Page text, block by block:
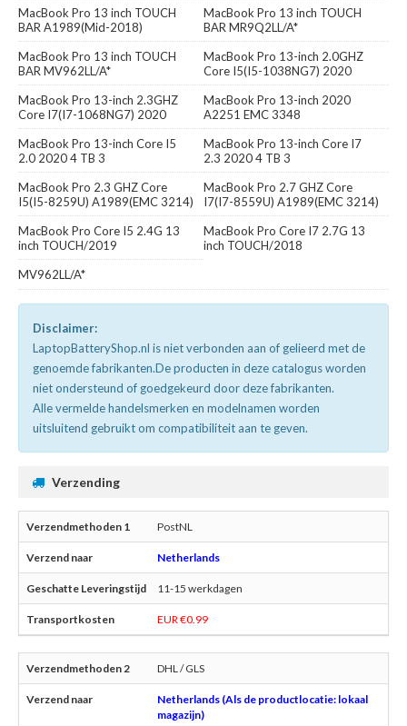
MacBook Pro 13 inch TOUCH
BAR A1989(Mid-2018)
MacBook Pro 13 inch TOUCH
BAR MR9Q2LL/A*
MacBook Pro 13 inch TOUCH
BAR MV962LL/A*
MacBook Pro 13-inch 2.0GHZ
Core I5(I5-1038NG7) 2020
MacBook Pro 13-inch 2.3GHZ
Core I7(I7-1068NG7) 2020
MacBook Pro 13-inch 2020
A2251 EMC 3348
MacBook Pro 13-inch Core I5
2.0 2020 4 TB 3
MacBook Pro 13-inch Core I7
2.3 2020 4 TB 3
MacBook Pro 2.3 GHZ Core
I5(I5-8259U) A1989(EMC 3214)
MacBook Pro 2.7 GHZ Core
I7(I7-8559U) A1989(EMC 3214)
MacBook Pro Core I5 2.4G 13
inch TOUCH/2019
MacBook Pro Core I7 2.7G 13
inch TOUCH/2018
MV962LL/A*
Disclaimer:
LaptopBatteryShop.nl is niet verbonden aan of gelieerd met de
genoemde fabrikanten.De producten in deze catalogus worden
niet ondersteund of goedgekeurd door deze fabrikanten.
Alle vermelde handelsmerken en modelnamen worden
uitsluitend gebruikt om compatibiliteit aan te geven.
Verzending
PostNL
Netherlands
11-15 werkdagen
EUR €0.99
DHL / GLS
Netherlands (Als de productlocatie: lokaal
magazijn)